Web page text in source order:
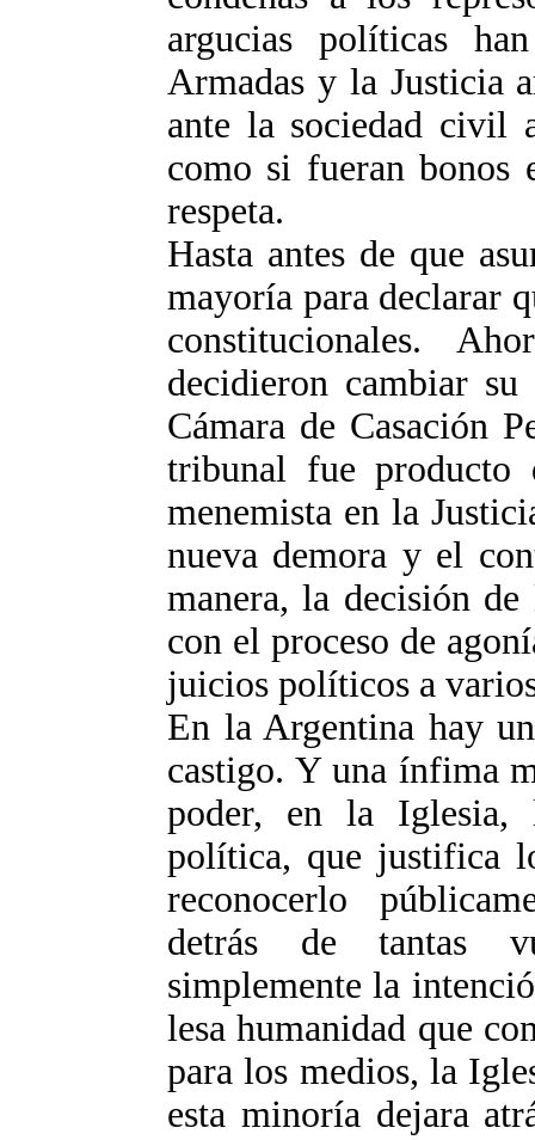
argucias políticas
Armadas y la Justicia
ante la sociedad civil
como si fueran bonos
respeta.
Hasta antes de que
mayoría para declarar
constitucionales.
decidieron cambiar
Cámara de Casación
tribunal fue producto
menemista en la
nueva demora y el
manera, la decisión
con el proceso de
juicios políticos a
En la Argentina hay
castigo. Y una ínfima
poder, en la
política, que justifica
reconocerlo
detrás de tantas
simplemente la
lesa humanidad que
para los medios, la
esta minoría dejara